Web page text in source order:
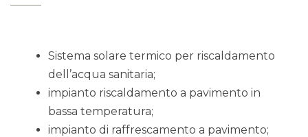
Sistema solare termico per riscaldamento
dell’acqua sanitaria;
impianto riscaldamento a pavimento in
bassa temperatura;
impianto di raffrescamento a pavimento;